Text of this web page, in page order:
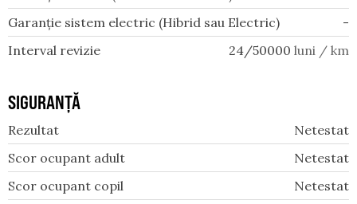
Garanție sistem electric (Hibrid sau Electric)
-
Interval revizie
24/50000 luni / km
SIGURANȚĂ
Rezultat
Netestat
Scor ocupant adult
Netestat
Scor ocupant copil
Netestat